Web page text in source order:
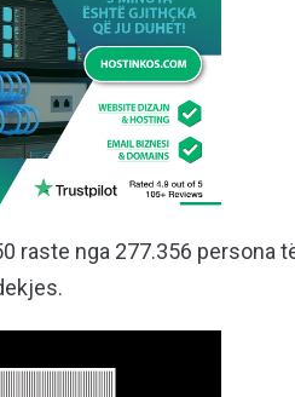
raste nga 277.356 persona